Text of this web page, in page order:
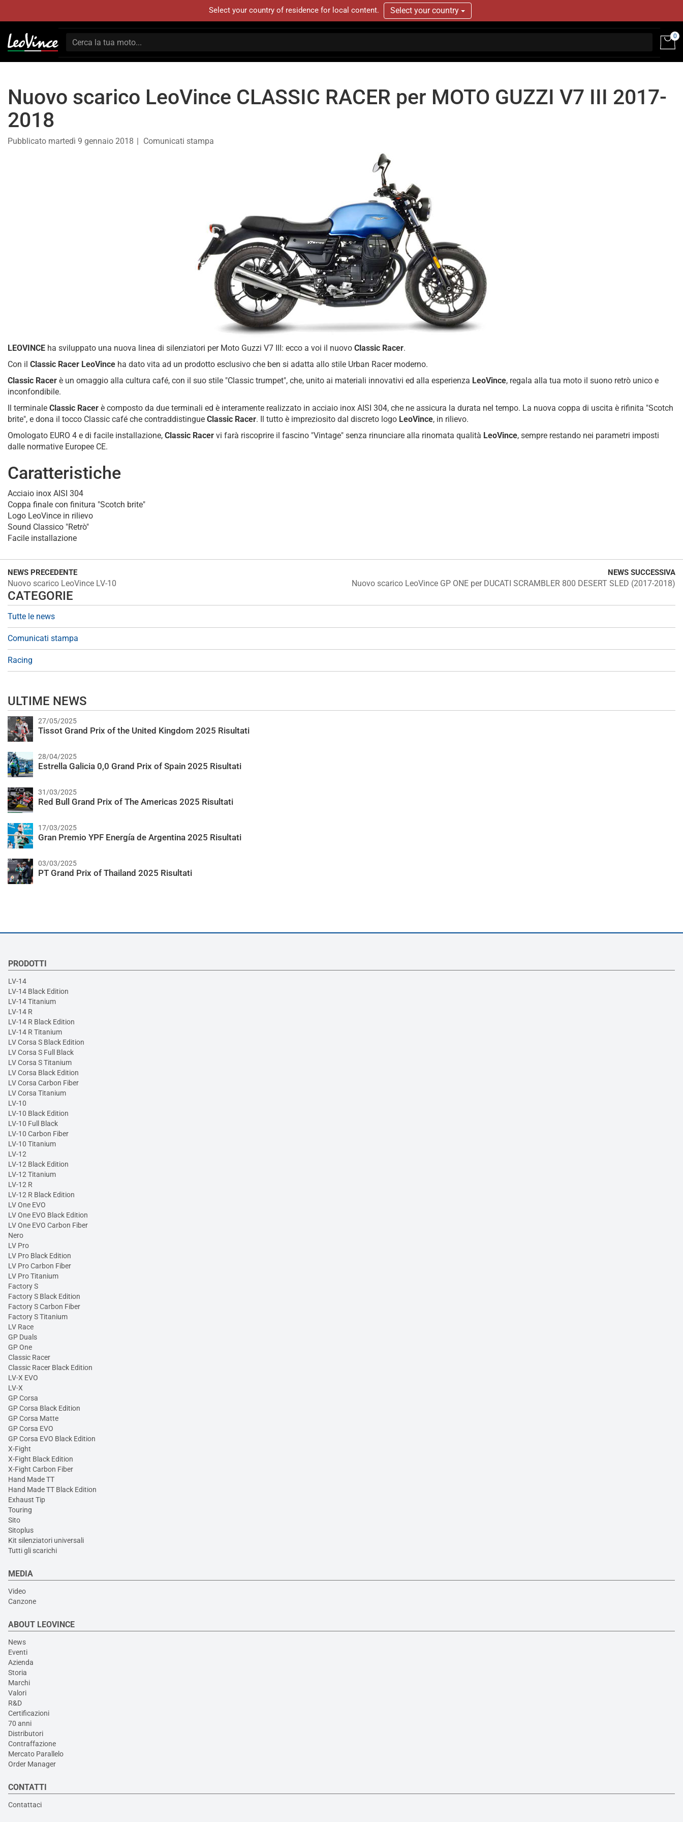
Select your country of residence for local content. Select your country
0
Nuovo scarico LeoVince CLASSIC RACER per MOTO GUZZI V7 III 2017-
2018
Pubblicato martedì 9 gennaio 2018 Comunicati stampa
LEOVINCE ha sviluppato una nuova linea di silenziatori per Moto Guzzi V7 III: ecco a voi il nuovo Classic Racer.
Con il Classic Racer LeoVince ha dato vita ad un prodotto esclusivo che ben si adatta allo stile Urban Racer moderno.
Classic Racer è un omaggio alla cultura café, con il suo stile "Classic trumpet", che, unito ai materiali innovativi ed alla esperienza LeoVince, regala alla tua moto il suono retrò unico e
inconfondibile.
Il terminale Classic Racer è composto da due terminali ed è interamente realizzato in acciaio inox AISI 304, che ne assicura la durata nel tempo. La nuova coppa di uscita è rifinita "Scotch
brite", e dona il tocco Classic café che contraddistingue Classic Racer. Il tutto è impreziosito dal discreto logo LeoVince, in rilievo.
Omologato EURO 4 e di facile installazione, Classic Racer vi farà riscoprire il fascino "Vintage" senza rinunciare alla rinomata qualità LeoVince, sempre restando nei parametri imposti
dalle normative Europee CE.
Caratteristiche
Acciaio inox AISI 304
Coppa finale con finitura "Scotch brite"
Logo LeoVince in rilievo
Sound Classico "Retrò"
Facile installazione
NEWS PRECEDENTE
Nuovo scarico LeoVince LV-10
NEWS SUCCESSIVA
Nuovo scarico LeoVince GP ONE per DUCATI SCRAMBLER 800 DESERT SLED (2017-2018)
CATEGORIE
Tutte le news
Comunicati stampa
Racing
ULTIME NEWS
27/05/2025
Tissot Grand Prix of the United Kingdom 2025 Risultati
28/04/2025
Estrella Galicia 0,0 Grand Prix of Spain 2025 Risultati
31/03/2025
Red Bull Grand Prix of The Americas 2025 Risultati
17/03/2025
Gran Premio YPF Energía de Argentina 2025 Risultati
03/03/2025
PT Grand Prix of Thailand 2025 Risultati
PRODOTTI
LV-14
LV-14 Black Edition
LV-14 Titanium
LV-14 R
LV-14 R Black Edition
LV-14 R Titanium
LV Corsa S Black Edition
LV Corsa S Full Black
LV Corsa S Titanium
LV Corsa Black Edition
LV Corsa Carbon Fiber
LV Corsa Titanium
LV-10
LV-10 Black Edition
LV-10 Full Black
LV-10 Carbon Fiber
LV-10 Titanium
LV-12
LV-12 Black Edition
LV-12 Titanium
LV-12 R
LV-12 R Black Edition
LV One EVO
LV One EVO Black Edition
LV One EVO Carbon Fiber
Nero
LV Pro
LV Pro Black Edition
LV Pro Carbon Fiber
LV Pro Titanium
Factory S
Factory S Black Edition
Factory S Carbon Fiber
Factory S Titanium
LV Race
GP Duals
GP One
Classic Racer
Classic Racer Black Edition
LV-X EVO
LV-X
GP Corsa
GP Corsa Black Edition
GP Corsa Matte
GP Corsa EVO
GP Corsa EVO Black Edition
X-Fight
X-Fight Black Edition
X-Fight Carbon Fiber
Hand Made TT
Hand Made TT Black Edition
Exhaust Tip
Touring
Sito
Sitoplus
Kit silenziatori universali
Tutti gli scarichi
MEDIA
Video
Canzone
ABOUT LEOVINCE
News
Eventi
Azienda
Storia
Marchi
Valori
R&D
Certificazioni
70 anni
Distributori
Contraffazione
Mercato Parallelo
Order Manager
CONTATTI
Contattaci